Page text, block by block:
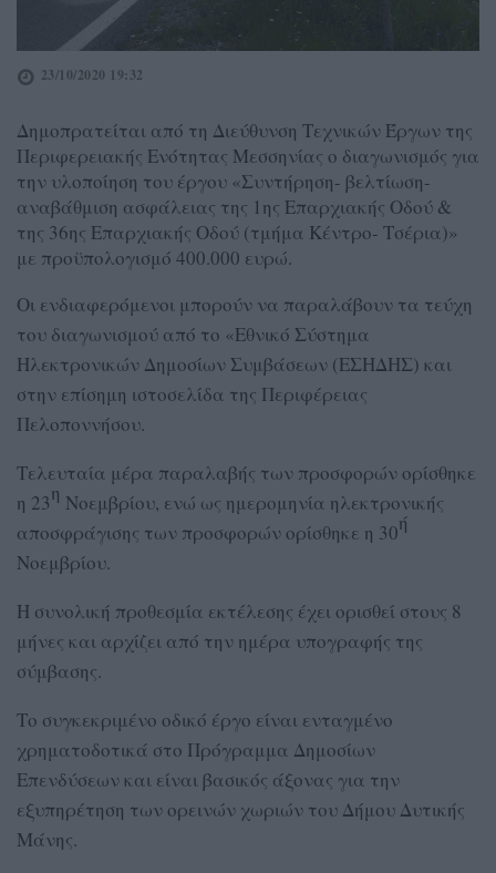
23/10/2020 19:32
Δημοπρατείται από τη Διεύθυνση Τεχνικών Έργων της
Περιφερειακής Ενότητας Μεσσηνίας ο διαγωνισμός για
την υλοποίηση του έργου «Συντήρηση- βελτίωση-
αναβάθμιση ασφάλειας της 1ης Επαρχιακής Οδού &
της 36ης Επαρχιακής Οδού (τμήμα Κέντρο- Τσέρια)»
με προϋπολογισμό 400.000 ευρώ.
Οι ενδιαφερόμενοι μπορούν να παραλάβουν τα τεύχη
του διαγωνισμού από το «Εθνικό Σύστημα
Ηλεκτρονικών Δημοσίων Συμβάσεων (ΕΣΗΔΗΣ) και
στην επίσημη ιστοσελίδα της Περιφέρειας
Πελοποννήσου.
Τελευταία μέρα παραλαβής των προσφορών ορίσθηκε
η 23η Νοεμβρίου, ενώ ως ημερομηνία ηλεκτρονικής
αποσφράγισης των προσφορών ορίσθηκε η 30ή
Νοεμβρίου.
Η συνολική προθεσμία εκτέλεσης έχει ορισθεί στους 8
μήνες και αρχίζει από την ημέρα υπογραφής της
σύμβασης.
Το συγκεκριμένο οδικό έργο είναι ενταγμένο
χρηματοδοτικά στο Πρόγραμμα Δημοσίων
Επενδύσεων και είναι βασικός άξονας για την
εξυπηρέτηση των ορεινών χωριών του Δήμου Δυτικής
Μάνης.